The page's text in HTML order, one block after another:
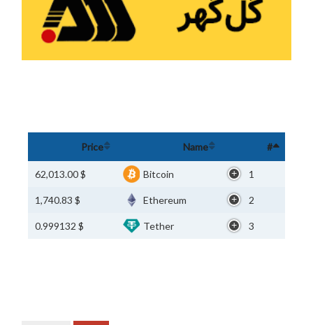
#
Name
Price
1
Bitcoin
$ 62,013.00
2
Ethereum
$ 1,740.83
3
Tether
$ 0.999132